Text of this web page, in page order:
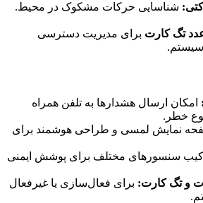
شناسایی حرکات مشکوک در محیط.
برای مدیریت دسترسی
سیستم.
امکان ارسال هشدارها به تلفن همراه
خطر.
نمایش لمسی و طراحی هوشمند برای
سنسورهای مختلف برای پوشش ایمنی
و تگ کارت: برای فعال‌سازی یا غیرفعال